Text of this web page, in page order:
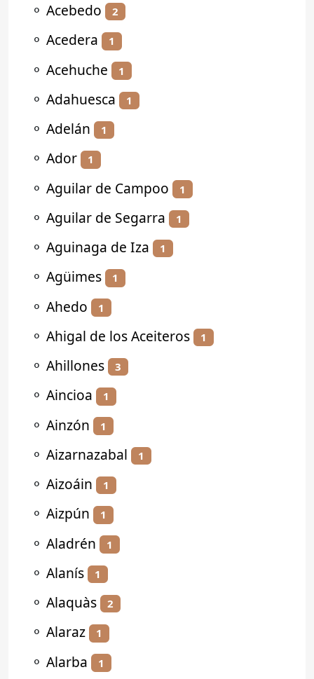
⚬ Acebedo 2
⚬ Acedera 1
⚬ Acehuche 1
⚬ Adahuesca 1
⚬ Adelán 1
⚬ Ador 1
⚬ Aguilar de Campoo 1
⚬ Aguilar de Segarra 1
⚬ Aguinaga de Iza 1
⚬ Agüimes 1
⚬ Ahedo 1
⚬ Ahigal de los Aceiteros 1
⚬ Ahillones 3
⚬ Aincioa 1
⚬ Ainzón 1
⚬ Aizarnazabal 1
⚬ Aizoáin 1
⚬ Aizpún 1
⚬ Aladrén 1
⚬ Alanís 1
⚬ Alaquàs 2
⚬ Alaraz 1
⚬ Alarba 1